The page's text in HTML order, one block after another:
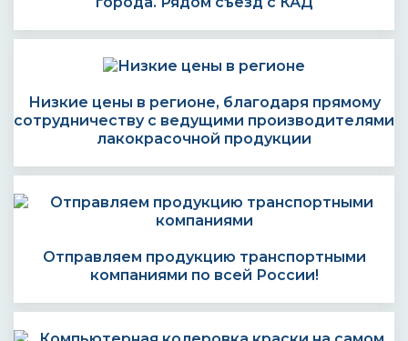
Низкие цены в регионе, благодаря прямому
сотрудничеству с ведущими производителями
лакокрасочной продукции
Отправляем продукцию транспортными
компаниями по всей России!